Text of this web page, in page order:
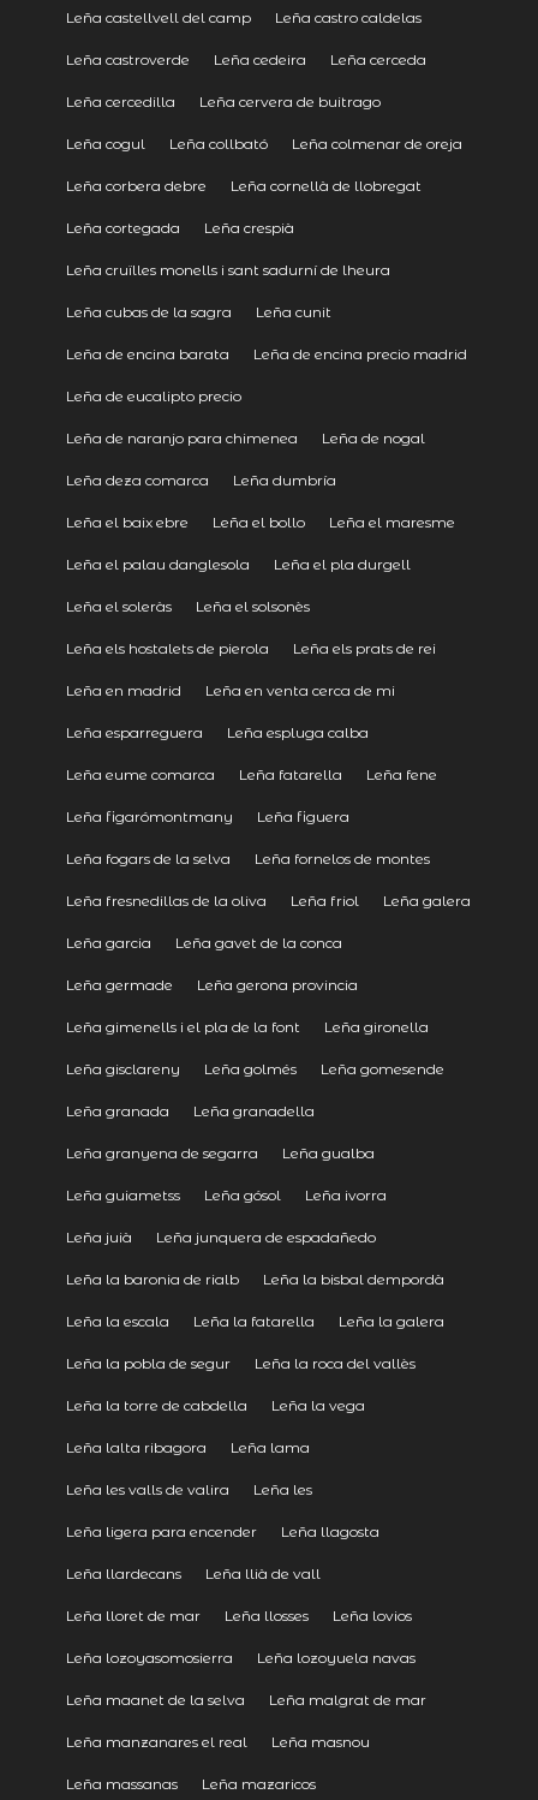
Leña castellvell del camp Leña castro caldelas
Leña castroverde Leña cedeira Leña cerceda
Leña cercedilla Leña cervera de buitrago
Leña cogul Leña collbató Leña colmenar de oreja
Leña corbera debre Leña cornellà de llobregat
Leña cortegada Leña crespià
Leña cruïlles monells i sant sadurní de lheura
Leña cubas de la sagra Leña cunit
Leña de encina barata Leña de encina precio madrid
Leña de eucalipto precio
Leña de naranjo para chimenea Leña de nogal
Leña deza comarca Leña dumbría
Leña el baix ebre Leña el bollo Leña el maresme
Leña el palau danglesola Leña el pla durgell
Leña el soleràs Leña el solsonès
Leña els hostalets de pierola Leña els prats de rei
Leña en madrid Leña en venta cerca de mi
Leña esparreguera Leña espluga calba
Leña eume comarca Leña fatarella Leña fene
Leña figarómontmany Leña figuera
Leña fogars de la selva Leña fornelos de montes
Leña fresnedillas de la oliva Leña friol Leña galera
Leña garcia Leña gavet de la conca
Leña germade Leña gerona provincia
Leña gimenells i el pla de la font Leña gironella
Leña gisclareny Leña golmés Leña gomesende
Leña granada Leña granadella
Leña granyena de segarra Leña gualba
Leña guiametss Leña gósol Leña ivorra
Leña juià Leña junquera de espadañedo
Leña la baronia de rialb Leña la bisbal dempordà
Leña la escala Leña la fatarella Leña la galera
Leña la pobla de segur Leña la roca del vallès
Leña la torre de cabdella Leña la vega
Leña lalta ribagora Leña lama
Leña les valls de valira Leña les
Leña ligera para encender Leña llagosta
Leña llardecans Leña llià de vall
Leña lloret de mar Leña llosses Leña lovios
Leña lozoyasomosierra Leña lozoyuela navas
Leña maanet de la selva Leña malgrat de mar
Leña manzanares el real Leña masnou
Leña massanas Leña mazaricos